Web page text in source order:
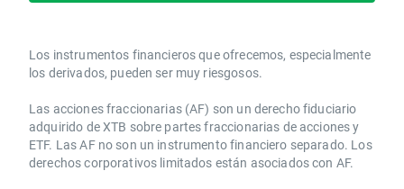
Los instrumentos financieros que ofrecemos, especialmente
los derivados, pueden ser muy riesgosos.
Las acciones fraccionarias (AF) son un derecho fiduciario
adquirido de XTB sobre partes fraccionarias de acciones y
ETF. Las AF no son un instrumento financiero separado. Los
derechos corporativos limitados están asociados con AF.